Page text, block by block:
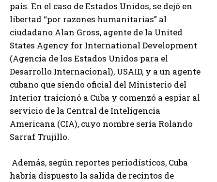
país. En el caso de Estados Unidos, se dejó en
libertad “por razones humanitarias” al
ciudadano Alan Gross, agente de la United
States Agency for International Development
(Agencia de los Estados Unidos para el
Desarrollo Internacional), USAID, y a un agente
cubano que siendo oficial del Ministerio del
Interior traicionó a Cuba y comenzó a espiar al
servicio de la Central de Inteligencia
Americana (CIA), cuyo nombre sería Rolando
Sarraf Trujillo.
Además, según reportes periodísticos, Cuba
habría dispuesto la salida de recintos de